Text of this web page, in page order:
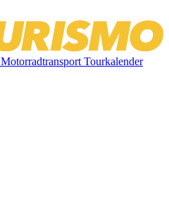
MotorradtransportTourkalender